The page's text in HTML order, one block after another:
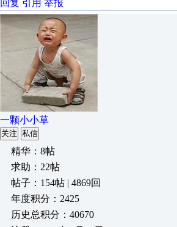
回复 引用 举报
一颗小小草
关注 私信
精华：8帖
求助：22帖
帖子：154帖 | 4869回
年度积分：2425
历史总积分：40670